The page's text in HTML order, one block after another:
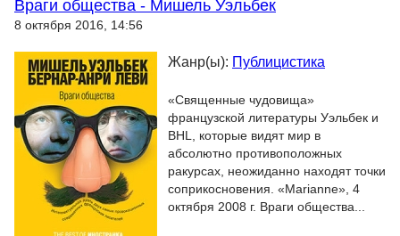
Враги общества - Мишель Уэльбек
8 октября 2016, 14:56
Жанр(ы): Публицистика
«Священные чудовища»
французской литературы Уэльбек и
BHL, которые видят мир в
абсолютно противоположных
ракурсах, неожиданно находят точки
соприкосновения. «Marianne», 4
октября 2008 г. Враги общества...